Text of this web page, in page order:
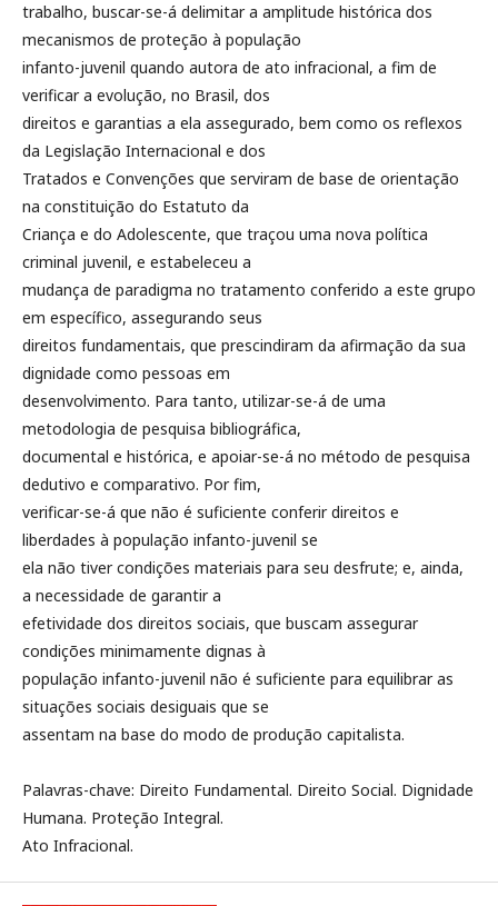
trabalho, buscar-se-á delimitar a amplitude histórica dos
mecanismos de proteção à população
infanto-juvenil quando autora de ato infracional, a fim de
verificar a evolução, no Brasil, dos
direitos e garantias a ela assegurado, bem como os reflexos
da Legislação Internacional e dos
Tratados e Convenções que serviram de base de orientação
na constituição do Estatuto da
Criança e do Adolescente, que traçou uma nova política
criminal juvenil, e estabeleceu a
mudança de paradigma no tratamento conferido a este grupo
em específico, assegurando seus
direitos fundamentais, que prescindiram da afirmação da sua
dignidade como pessoas em
desenvolvimento. Para tanto, utilizar-se-á de uma
metodologia de pesquisa bibliográfica,
documental e histórica, e apoiar-se-á no método de pesquisa
dedutivo e comparativo. Por fim,
verificar-se-á que não é suficiente conferir direitos e
liberdades à população infanto-juvenil se
ela não tiver condições materiais para seu desfrute; e, ainda,
a necessidade de garantir a
efetividade dos direitos sociais, que buscam assegurar
condições minimamente dignas à
população infanto-juvenil não é suficiente para equilibrar as
situações sociais desiguais que se
assentam na base do modo de produção capitalista.
Palavras-chave: Direito Fundamental. Direito Social. Dignidade
Humana. Proteção Integral.
Ato Infracional.